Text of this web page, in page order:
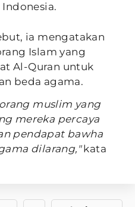
ia mengatakan
Islam yang
Al-Quran untuk
beda agama.
muslim yang
mereka percaya
pendapat bawha
dilarang,"kata